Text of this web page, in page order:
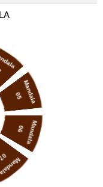
Mandala
05
Mandala
06
07